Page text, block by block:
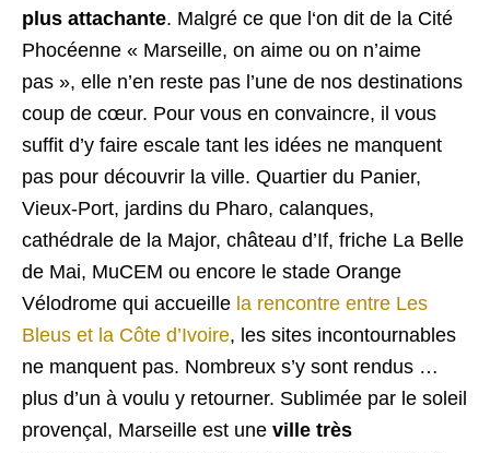
plus attachante. Malgré ce que l‘on dit de la Cité
Phocéenne « Marseille, on aime ou on n’aime
pas », elle n’en reste pas l’une de nos destinations
coup de cœur. Pour vous en convaincre, il vous
suffit d’y faire escale tant les idées ne manquent
pas pour découvrir la ville. Quartier du Panier,
Vieux-Port, jardins du Pharo, calanques,
cathédrale de la Major, château d’If, friche La Belle
de Mai, MuCEM ou encore le stade Orange
Vélodrome qui accueille la rencontre entre Les
Bleus et la Côte d’Ivoire, les sites incontournables
ne manquent pas. Nombreux s’y sont rendus …
plus d’un à voulu y retourner. Sublimée par le soleil
provençal, Marseille est une ville très